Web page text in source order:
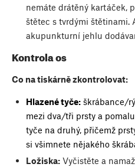
nemáte drátěný kartáček,
štětec s tvrdými štětinami.
akupunkturní jehlu
Kontrola os
Co na tiskárně zkontrolovat:
Hlazené tyče:škrábance/
mezi dva/tři prsty a
tyče na druhý, přičemž
si všimnete nějakého
Ložiska:Vyčistěte a